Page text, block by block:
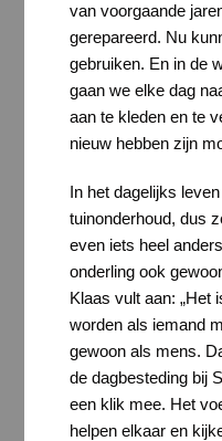
van voorgaande
gerepareerd. Nu
gebruiken. En in de
gaan we elke dag
aan te kleden en te
nieuw hebben zijn
In het dagelijks
tuinonderhoud, dus
even iets heel
onderling ook
Klaas vult aan: „Het
worden als iemand
gewoon als mens.
de dagbesteding bij
een klik mee. Het
helpen elkaar en